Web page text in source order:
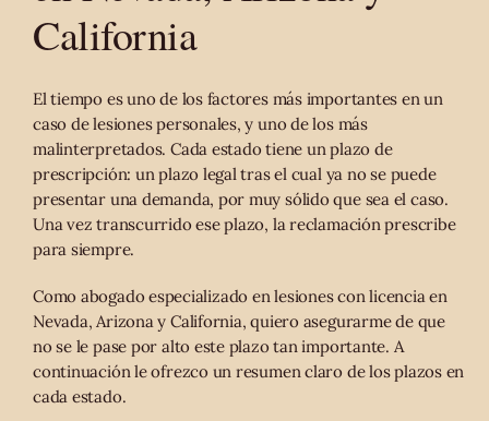
California
El tiempo es uno de los factores más importantes en un
caso de lesiones personales, y uno de los más
malinterpretados. Cada estado tiene un plazo de
prescripción: un plazo legal tras el cual ya no se puede
presentar una demanda, por muy sólido que sea el caso.
Una vez transcurrido ese plazo, la reclamación prescribe
para siempre.
Como abogado especializado en lesiones con licencia en
Nevada, Arizona y California, quiero asegurarme de que
no se le pase por alto este plazo tan importante. A
continuación le ofrezco un resumen claro de los plazos en
cada estado.